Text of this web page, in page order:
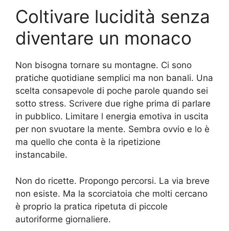
Coltivare lucidità senza
diventare un monaco
Non bisogna tornare su montagne. Ci sono
pratiche quotidiane semplici ma non banali. Una
scelta consapevole di poche parole quando sei
sotto stress. Scrivere due righe prima di parlare
in pubblico. Limitare l energia emotiva in uscita
per non svuotare la mente. Sembra ovvio e lo è
ma quello che conta è la ripetizione
instancabile.
Non do ricette. Propongo percorsi. La via breve
non esiste. Ma la scorciatoia che molti cercano
è proprio la pratica ripetuta di piccole
autoriforme giornaliere.